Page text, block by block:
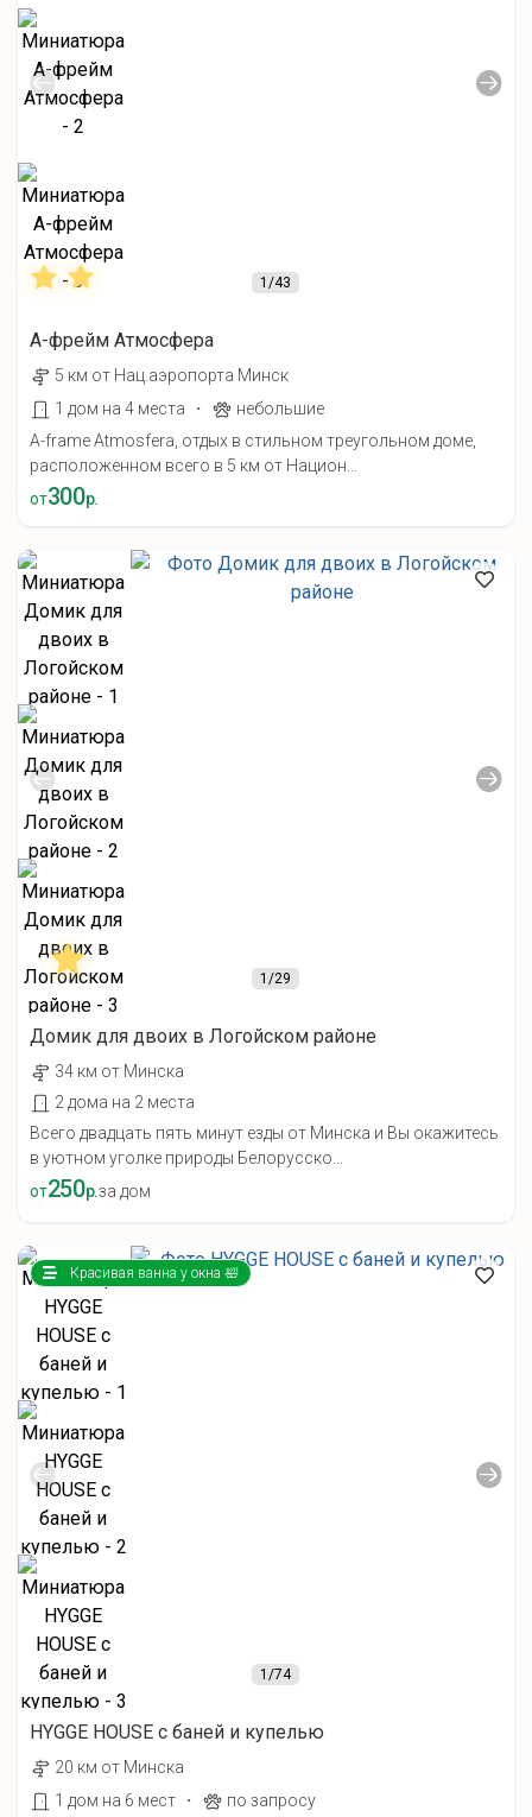
1/43
А-фрейм Атмосфера
5 км от Нац.аэропорта Минск
1 дом на 4 места
·
небольшие
A-frame Atmosfera, отдых в стильном треугольном доме,
расположенном всего в 5 км от Национ...
от300р.
1/29
Домик для двоих в Логойском районе
34 км от Минска
2 дома на 2 места
Всего двадцать пять минут езды от Минска и Вы окажитесь
в уютном уголке природы Белорусско...
от250р.за дом
1/74
Красивая ванна у окна 🛀
HYGGE HOUSE с баней и купелью
20 км от Минска
1 дом на 6 мест
· по запросу